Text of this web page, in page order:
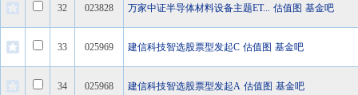
32 023828 万家中证半导体材料设备主题ET... 估值图 基金吧
33 025969 建信科技智选股票型发起C 估值图 基金吧
34 025968 建信科技智选股票型发起A 估值图 基金吧